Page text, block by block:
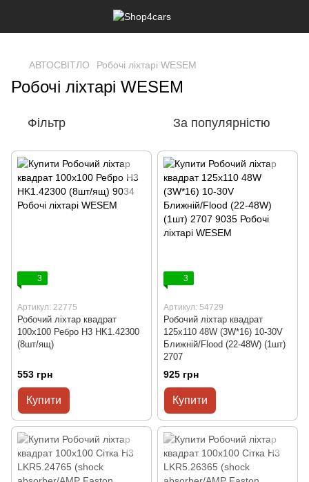
АВТОСВІТЛО Робочі ліхтарі WESEM
Робочі ліхтарі WESEM
Фільтр За популярністю
3
Артикул: 22775
Робочий ліхтар квадрат
100x100 Ребро H3 HK1.42300
(8шт/ящ)
553 грн
Купити
3
Артикул: 54729
Робочий ліхтар квадрат
125x110 48W (3W*16) 10-30V
Ближній/Flood (22-48W) (1шт)
2707
925 грн
Купити